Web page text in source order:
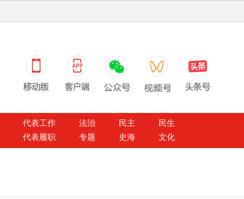
代表工作 法治 民主
民生
代表履职 专题 史海 文化